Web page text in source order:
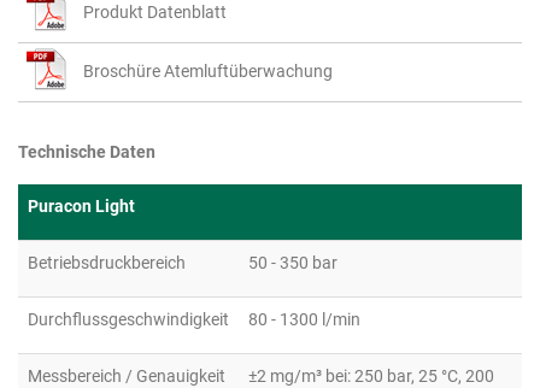
Produkt Datenblatt
Broschüre Atemluftüberwachung
Technische Daten
Puracon Light
Betriebsdruckbereich 50 - 350 bar
Durchflussgeschwindigkeit 80 - 1300 l/min
Messbereich / Genauigkeit
±2 mg/m³ bei: 250 bar, 25 °C, 200